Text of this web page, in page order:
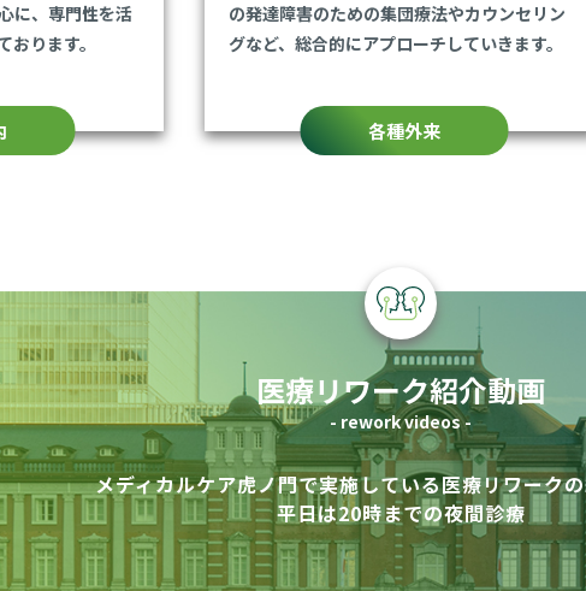
に、専門性を活
ります。
の発達障害のための集団療法やカウンセリン
グなど、総合的にアプローチしていきます。
各種外来
医療リワーク紹介動画
- rework videos -
メディカルケア虎ノ門で実施している医療リワーク
平日は20時までの夜間診療